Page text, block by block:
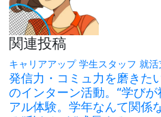
ョ
ン
関連投稿
キャリアアップ 学生スタッフ 就活
発信力・コミュ力を磨きた
のインターン活動。“学びが
アル体験。学年なんて関係